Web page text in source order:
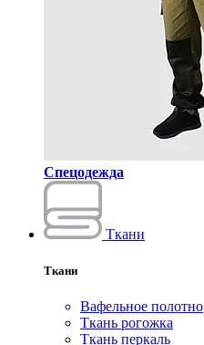
Спецодежда
Ткани
Ткани
Вафельное полотно
Ткань рогожка
Ткань перкаль